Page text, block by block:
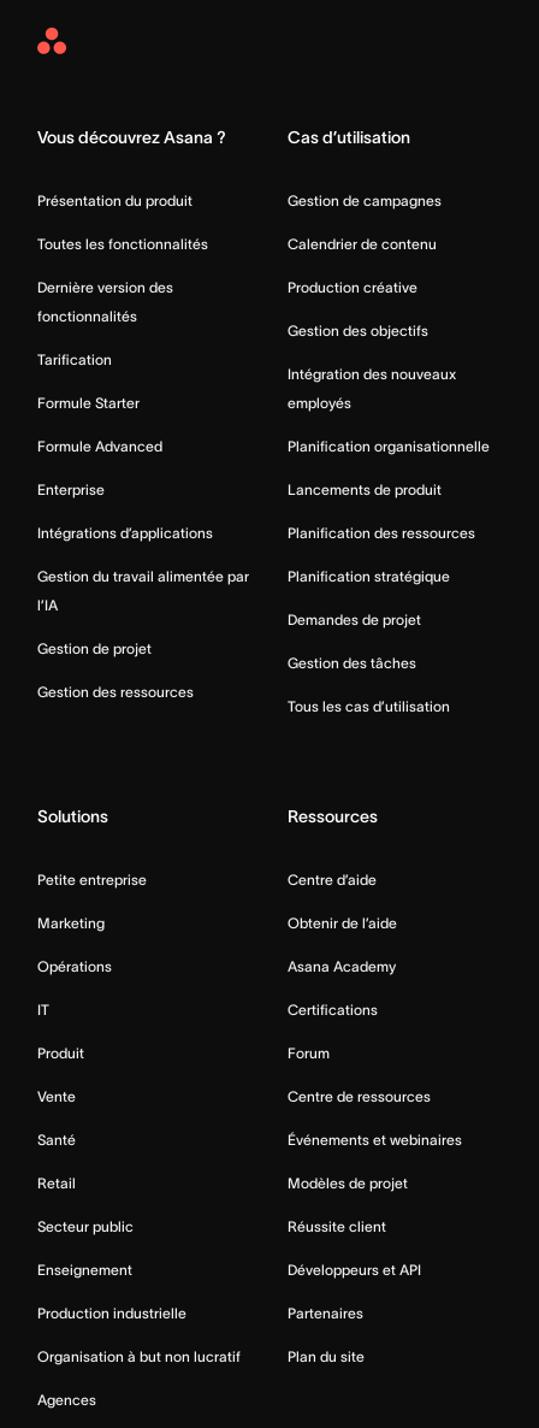
Asana
Vous découvrez Asana ?
Présentation du produit
Toutes les fonctionnalités
Dernière version des
fonctionnalités
Tarification
Formule Starter
Formule Advanced
Enterprise
Intégrations d’applications
Gestion du travail alimentée par
l’IA
Gestion de projet
Gestion des ressources
Cas d’utilisation
Gestion de campagnes
Calendrier de contenu
Production créative
Gestion des objectifs
Intégration des nouveaux
employés
Planification organisationnelle
Lancements de produit
Planification des ressources
Planification stratégique
Demandes de projet
Gestion des tâches
Tous les cas d’utilisation
Solutions
Petite entreprise
Marketing
Opérations
IT
Produit
Vente
Santé
Retail
Secteur public
Enseignement
Production industrielle
Organisation à but non lucratif
Agences
Ressources
Centre d’aide
Obtenir de l’aide
Asana Academy
Certifications
Forum
Centre de ressources
Événements et webinaires
Modèles de projet
Réussite client
Développeurs et API
Partenaires
Plan du site